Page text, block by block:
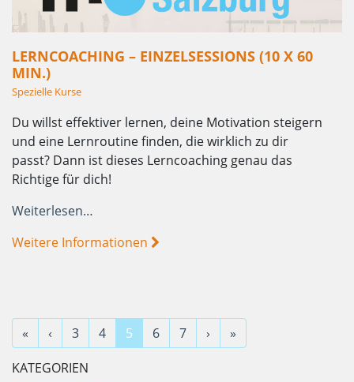
KATEGORIEN
LERNCOACHING – EINZELSESSIONS (10 X 60
MIN.)
Spezielle Kurse
Du willst effektiver lernen, deine Motivation steigern
und eine Lernroutine finden, die wirklich zu dir
passt? Dann ist dieses Lerncoaching genau das
Richtige für dich!
Weiterlesen…
Weitere Informationen
« ‹ 3 4 5 6 7 › »